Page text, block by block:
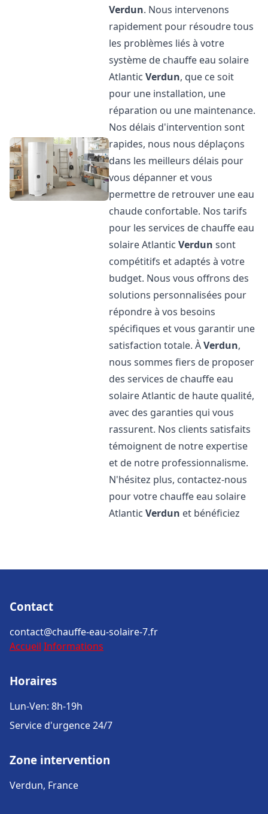
Verdun. Nous intervenons
rapidement pour résoudre tous
les problèmes liés à votre
système de chauffe eau solaire
AtlanticVerdun, que ce soit
pour une installation, une
réparation ou une maintenance.
Nos délais d'intervention sont
rapides, nous nous déplaçons
dans les meilleurs délais pour
vous dépanner et vous
permettre de retrouver une eau
chaude confortable. Nos tarifs
pour les services de chauffe eau
solaire AtlanticVerdun sont
compétitifs et adaptés à votre
budget. Nous vous offrons des
solutions personnalisées pour
répondre à vos besoins
spécifiques et vous garantir une
satisfaction totale. ÀVerdun,
nous sommes fiers de proposer
des services de chauffe eau
solaire Atlantic de haute qualité,
avec des garanties qui vous
rassurent. Nos clients satisfaits
témoignent de notre expertise
et de notre professionnalisme.
N'hésitez plus, contactez-nous
pour votre chauffe eau solaire
AtlanticVerdun et bénéficiez
Contact
contact@chauffe-eau-solaire-7.fr
Accueil Informations
Horaires
Lun-Ven: 8h-19h
Service d'urgence 24/7
Zone intervention
Verdun, France